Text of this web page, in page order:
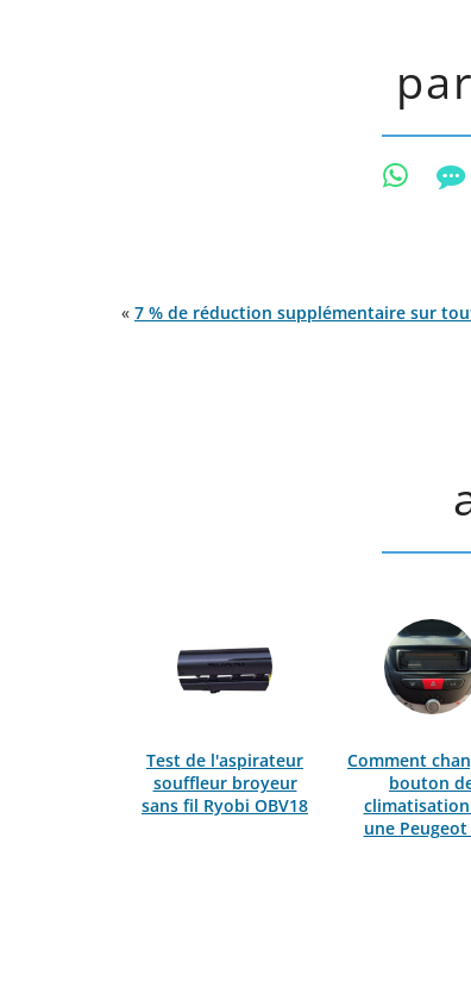
« 7 % de réduction supplémentaire sur
Test de l'aspirateur
souffleur broyeur
sans fil Ryobi OBV18
Comment
bouton
une Peugeot